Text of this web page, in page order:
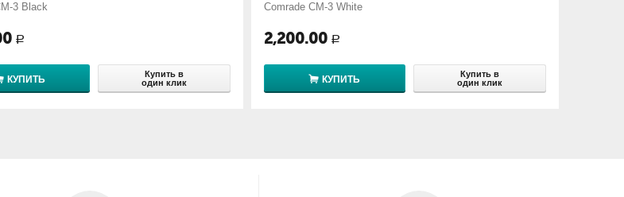
3 Black
Р
КУПИТЬ
Купить в
один клик
Comrade CM-3 White
2,200.00 Р
КУПИТЬ
Купить в
один клик